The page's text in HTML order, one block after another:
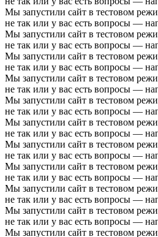
Мы запустили сайт в тестовом
не так или у вас есть вопросы —
Мы запустили сайт в тестовом
не так или у вас есть вопросы —
Мы запустили сайт в тестовом
не так или у вас есть вопросы —
Мы запустили сайт в тестовом
не так или у вас есть вопросы —
Мы запустили сайт в тестовом
не так или у вас есть вопросы —
Мы запустили сайт в тестовом
не так или у вас есть вопросы —
Мы запустили сайт в тестовом
не так или у вас есть вопросы —
Мы запустили сайт в тестовом
не так или у вас есть вопросы —
Мы запустили сайт в тестовом
не так или у вас есть вопросы —
Мы запустили сайт в тестовом
не так или у вас есть вопросы —
Мы запустили сайт в тестовом